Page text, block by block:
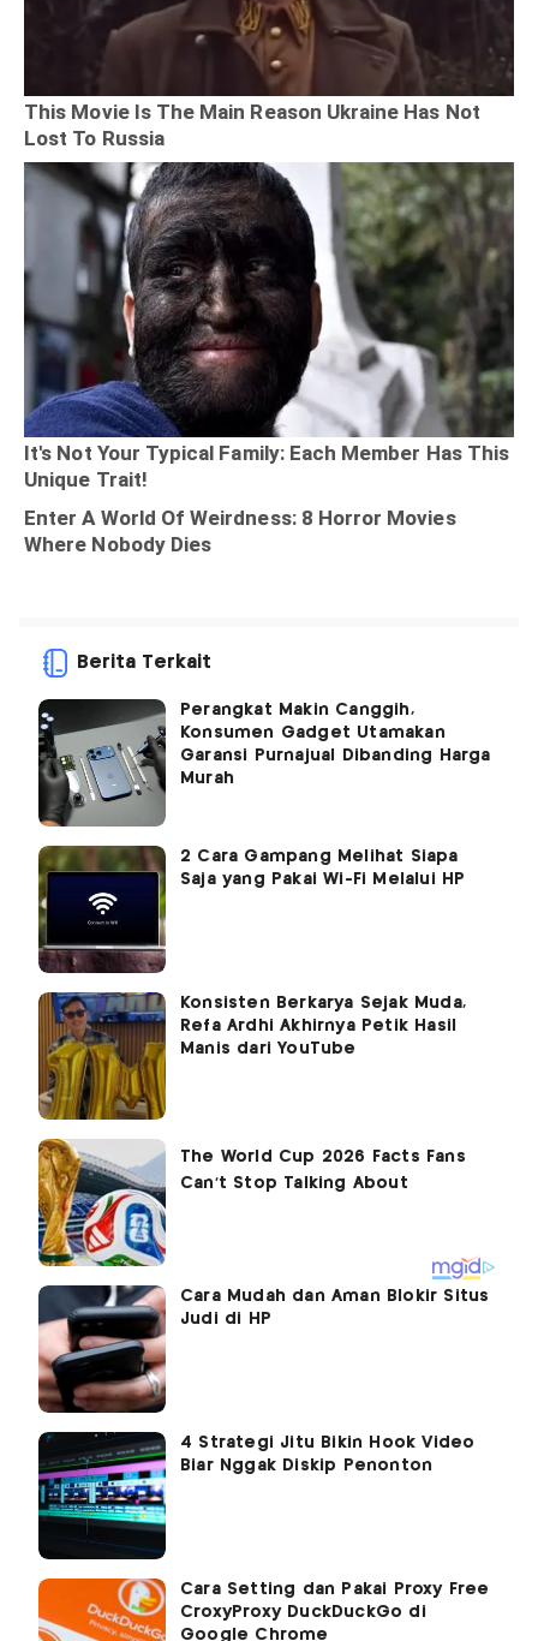
Berita Terkait
Perangkat Makin Canggih,
Konsumen Gadget Utamakan
Garansi Purnajual Dibanding Harga
Murah
2 Cara Gampang Melihat Siapa
Saja yang Pakai Wi-Fi Melalui HP
Konsisten Berkarya Sejak Muda,
Refa Ardhi Akhirnya Petik Hasil
Manis dari YouTube
Cara Mudah dan Aman Blokir Situs
Judi di HP
4 Strategi Jitu Bikin Hook Video
Biar Nggak Diskip Penonton
Cara Setting dan Pakai Proxy Free
CroxyProxy DuckDuckGo di
Google Chrome